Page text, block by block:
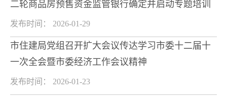
二轮商品房预售资金监管银行确定并启动专题培训
发布时间： 2026-01-29
市住建局党组召开扩大会议传达学习市委十二届十
一次全会暨市委经济工作会议精神
发布时间： 2026-01-23